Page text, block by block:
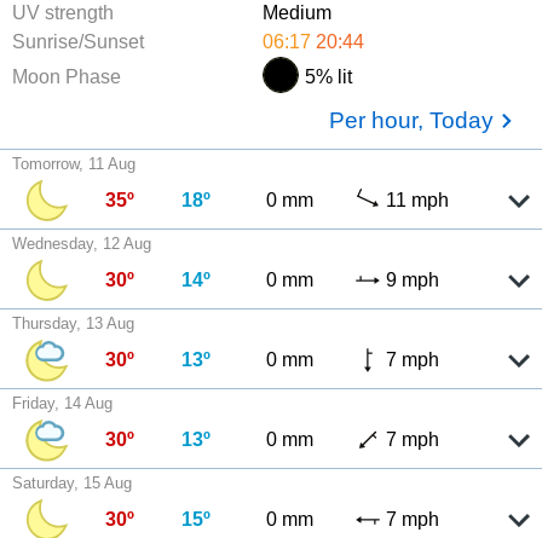
UV strength
Medium
Sunrise/Sunset
06:17 20:44
Moon Phase
5% lit
Per hour, Today
Tomorrow, 11 Aug
35º 18º 0 mm 11 mph
Wednesday, 12 Aug
30º 14º 0 mm 9 mph
Thursday, 13 Aug
30º 13º 0 mm 7 mph
Friday, 14 Aug
30º 13º 0 mm 7 mph
Saturday, 15 Aug
30º 15º 0 mm 7 mph